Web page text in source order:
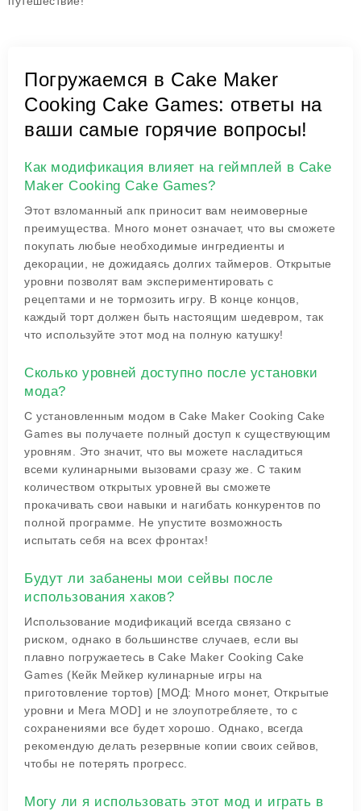
Погружаемся в Cake Maker
Cooking Cake Games: ответы на
ваши самые горячие вопросы!
Как модификация влияет на геймплей в Cake
Maker Cooking Cake Games?
Этот взломанный апк приносит вам неимоверные
преимущества. Много монет означает, что вы сможете
покупать любые необходимые ингредиенты и
декорации, не дожидаясь долгих таймеров. Открытые
уровни позволят вам экспериментировать с
рецептами и не тормозить игру. В конце концов,
каждый торт должен быть настоящим шедевром, так
что используйте этот мод на полную катушку!
Сколько уровней доступно после установки
мода?
С установленным модом в Cake Maker Cooking Cake
Games вы получаете полный доступ к существующим
уровням. Это значит, что вы можете насладиться
всеми кулинарными вызовами сразу же. С таким
количеством открытых уровней вы сможете
прокачивать свои навыки и нагибать конкурентов по
полной программе. Не упустите возможность
испытать себя на всех фронтах!
Будут ли забанены мои сейвы после
использования хаков?
Использование модификаций всегда связано с
риском, однако в большинстве случаев, если вы
плавно погружаетесь в Cake Maker Cooking Cake
Games (Кейк Мейкер кулинарные игры на
приготовление тортов) [МОД: Много монет, Открытые
уровни и Мега MOD] и не злоупотребляете, то с
сохранениями все будет хорошо. Однако, всегда
рекомендую делать резервные копии своих сейвов,
чтобы не потерять прогресс.
Могу ли я использовать этот мод и играть в